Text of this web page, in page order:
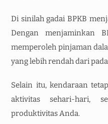
Di sinilah gadai BPKB
Dengan menjaminkan
memperoleh pinjaman
yang lebih rendah dari
Selain itu, kendaraan
aktivitas sehari-hari,
produktivitas Anda.